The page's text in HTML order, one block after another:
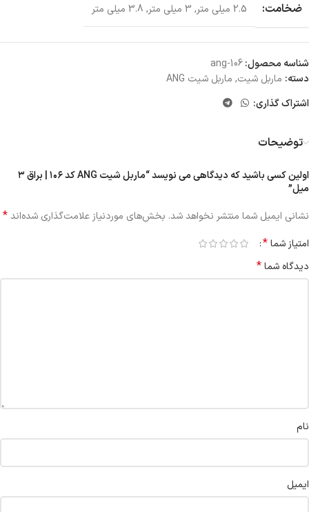
ضخامت: 2.5 میلی متر , 3 میلی متر , 3.8 میلی متر
شناسه محصول:ang-106
دسته: ماربل شیت, ماربل شیت ANG
اشتراک گذاری:
توضیحات
اولین کسی باشید که دیدگاهی می نویسد “ماربل شیت ANG کد ۱۰۶ | براق ۳
میل”
نشانی ایمیل شما منتشر نخواهد شد. بخش‌های موردنیاز علامت‌گذاری شده‌اند*
امتیاز شما*
دیدگاه شما*
نام
ایمیل